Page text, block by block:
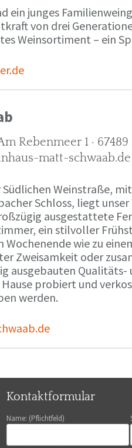
ein junges
von drei
Weinsortiment – ein
Rebenmeer 1 ·
matt-schwaab.de
Weinstraße,
Schloss, liegt unser
ausgestattete
ein stilvoller
Wochenende wie zu
Zweisamkeit oder
ausgebauten Qualitäts-
probiert und
werden.
Kontaktformular
Name: (Pflichtfeld)